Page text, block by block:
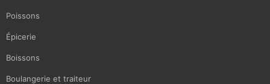
Poissons
Épicerie
Boissons
Boulangerie et traiteur